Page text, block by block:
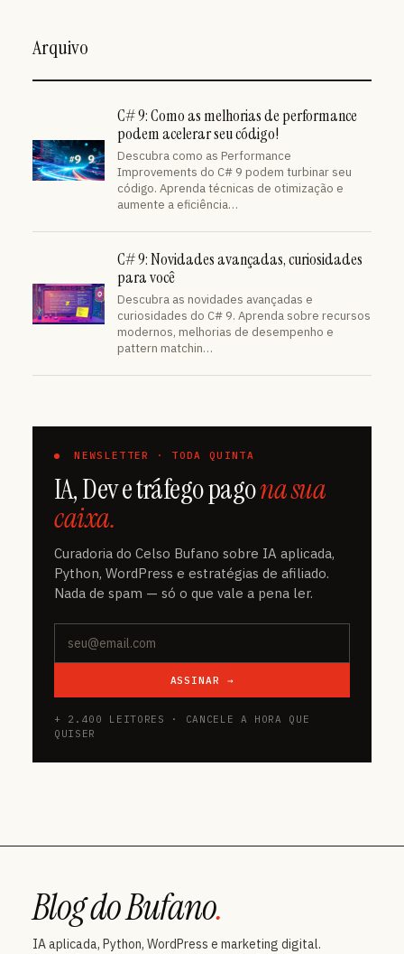
Arquivo
C# 9: Como as melhorias de performance
podem acelerar seu código!
Descubra como as Performance
Improvements do C# 9 podem turbinar seu
código. Aprenda técnicas de otimização e
aumente a eficiência…
C# 9: Novidades avançadas, curiosidades
para você
Descubra as novidades avançadas e
curiosidades do C# 9. Aprenda sobre recursos
modernos, melhorias de desempenho e
pattern matchin…
NEWSLETTER · TODA QUINTA
IA, Dev e tráfego pagona sua
caixa.
Curadoria do Celso Bufano sobre IA aplicada,
Python, WordPress e estratégias de afiliado.
Nada de spam — só o que vale a pena ler.
ASSINAR →
+ 2.400 LEITORES · CANCELE A HORA QUE
QUISER
Blog do Bufano.
IA aplicada, Python, WordPress e marketing digital.